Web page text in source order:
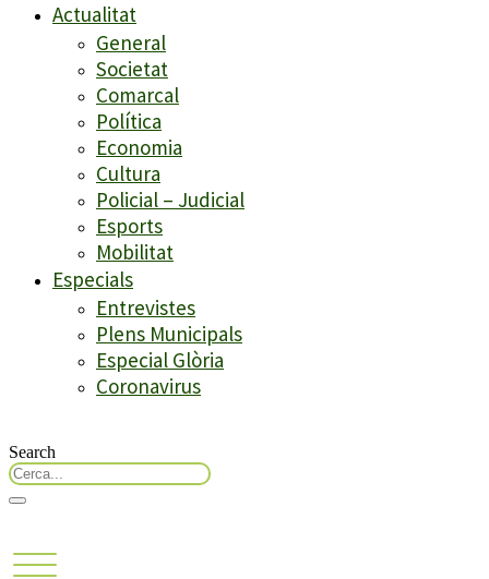
Actualitat
General
Societat
Comarcal
Política
Economia
Cultura
Policial – Judicial
Esports
Mobilitat
Especials
Entrevistes
Plens Municipals
Especial Glòria
Coronavirus
Search